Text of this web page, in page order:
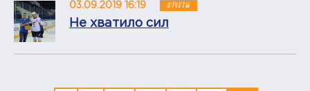
03.09.2019 16:19 ОТЧЕТЫ
Не хватило сил